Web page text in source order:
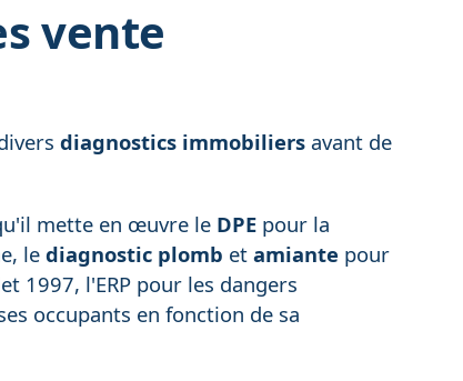
vente
diagnostics immobiliers avant de
mette en œuvre le DPE pour la
lediagnostic plomb et amiante pour
1997, l'ERP pour les dangers
occupants en fonction de sa